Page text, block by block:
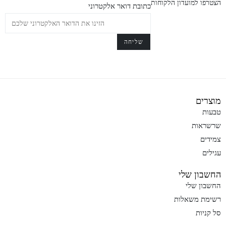
הצטרפו למועדון הלקוחותכתובת דואר אלקטרוני
מוצרים
טבעות
שרשראות
צמידים
עגילים
החשבון שלי
החשבון שלי
רשימת משאלות
סל קניות